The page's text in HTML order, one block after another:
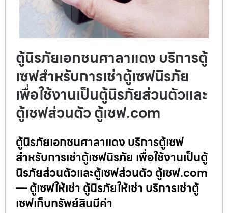
ตู้นิรภัยเอกชนศาลาแดง บริการตู้
เซฟสำหรับการเช่าตู้เซฟนิรภัย
เพื่อใช้งานเป็นตู้นิรภัยส่วนตัวและ
ตู้เซฟส่วนตัว ตู้เซฟ.com
ตู้นิรภัยเอกชนศาลาแดง บริการตู้เซฟ
สำหรับการเช่าตู้เซฟนิรภัย เพื่อใช้งานเป็นตู้
นิรภัยส่วนตัวและตู้เซฟส่วนตัว ตู้เซฟ.com
— ตู้เซฟให้เช่า ตู้นิรภัยให้เช่า บริการเช่าตู้
เซฟเก็บทรัพย์สินมีค่า